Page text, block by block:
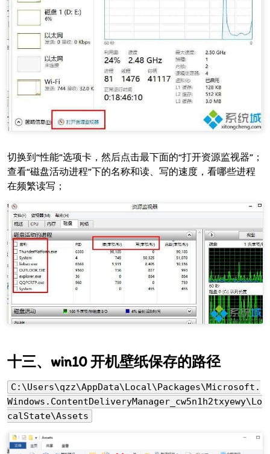
切换到“性能”选项卡，然后点击最下面的“打开资源监视器”；
查看“磁盘活动进程”下的名称和读、写的速度，看哪些进程
在频繁读写；
win10 开机壁纸保存的路径
C:\Users\qzz\AppData\Local\Packages\Microsoft.
Windows.ContentDeliveryManager_cw5n1h2txyewy\Lo
calState\Assets